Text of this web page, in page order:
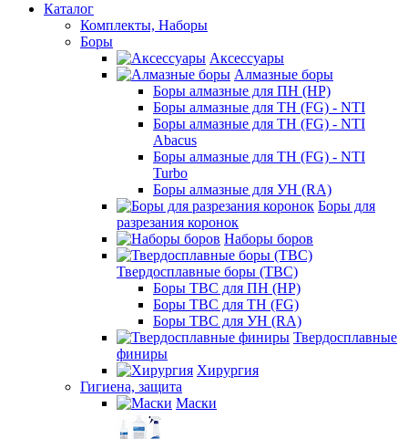
Каталог
Комплекты, Наборы
Боры
Аксессуары
Алмазные боры
Боры алмазные для ПН (HP)
Боры алмазные для ТН (FG) - NTI
Боры алмазные для ТН (FG) - NTI
Abacus
Боры алмазные для ТН (FG) - NTI
Turbo
Боры алмазные для УН (RA)
Боры для
разрезания коронок
Наборы боров
Твердосплавные боры (ТВС)
Боры ТВС для ПН (HP)
Боры ТВС для ТН (FG)
Боры ТВС для УН (RA)
Твердосплавные
финиры
Хирургия
Гигиена, защита
Маски